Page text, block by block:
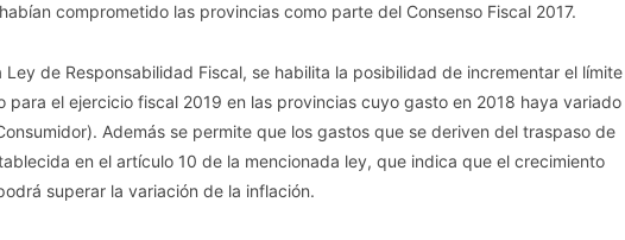
comprometido las provincias como parte del Consenso Fiscal 2017.
de Responsabilidad Fiscal, se habilita la posibilidad de incrementar el límite
el ejercicio fiscal 2019 en las provincias cuyo gasto en 2018 haya variado
Además se permite que los gastos que se deriven del traspaso de
en el artículo 10 de la mencionada ley, que indica que el crecimiento
superar la variación de la inflación.